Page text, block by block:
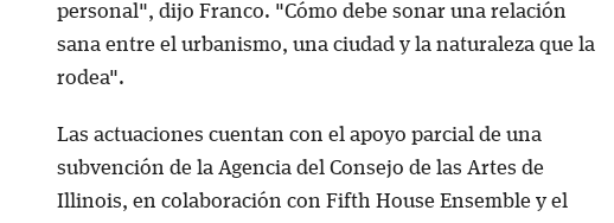
personal", dijo Franco. "Cómo debe sonar una relación
sana entre el urbanismo, una ciudad y la naturaleza que la
rodea".
Las actuaciones cuentan con el apoyo parcial de una
subvención de la Agencia del Consejo de las Artes de
Illinois, en colaboración con Fifth House Ensemble y el